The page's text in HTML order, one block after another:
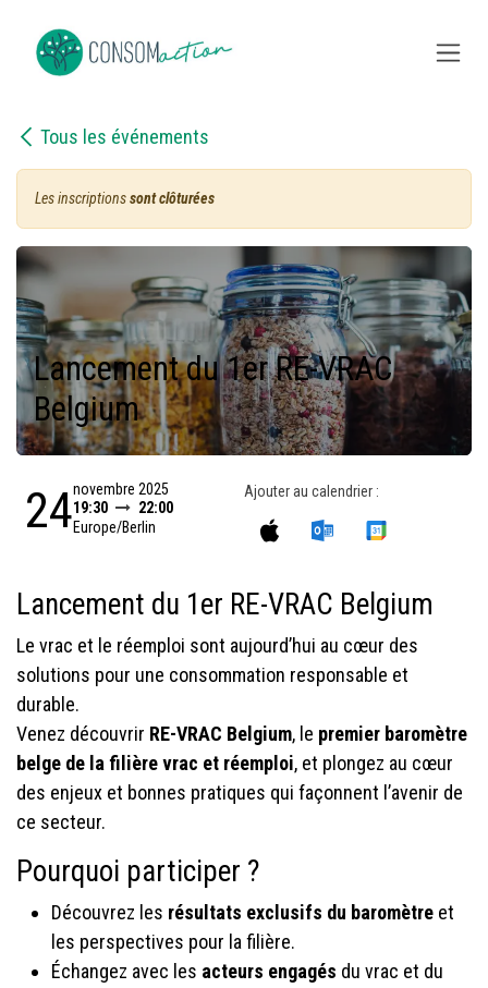
Tous les événements
Les inscriptionssont clôturées
Lancement du 1er RE-VRAC
Belgium
24novembre 2025
19:30
22:00
Europe/Berlin
Ajouter au calendrier :
Lancement du 1er RE-VRAC Belgium
Le vrac et le réemploi sont aujourd’hui au cœur des
solutions pour une consommation responsable et
durable.
Venez découvrir RE-VRAC Belgium, le premier baromètre
belge de la filière vrac et réemploi, et plongez au cœur
des enjeux et bonnes pratiques qui façonnent l’avenir de
ce secteur.
Pourquoi participer ?
Découvrez les résultats exclusifs du baromètre et
les perspectives pour la filière.
Échangez avec les acteurs engagés du vrac et du